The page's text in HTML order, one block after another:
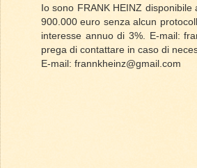
Io sono FRANK HEINZ
900.000 euro senza alcun
interesse annuo di 3%. E-mail:
prega di contattare in caso di
E-mail: frannkheinz@gmail.com